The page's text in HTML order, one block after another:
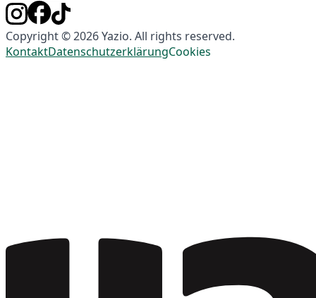
Copyright © 2026 Yazio. All rights reserved.
KontaktDatenschutzerklärungCookies